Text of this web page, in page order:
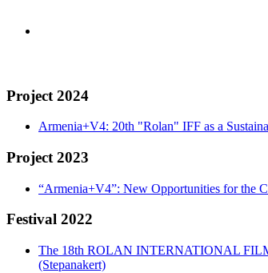
Project 2024
Armenia+V4: 20th "Rolan" IFF as a
Project 2023
“Armenia+V4”: New Opportunities for the
Festival 2022
The 18th ROLAN INTERNATIONAL
(Stepanakert)